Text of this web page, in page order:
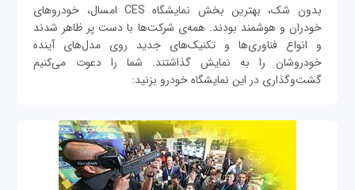
بدون شک، بهترین بخش نمایشگاه CES امسال، خودروهای
خودران و هوشمند بودند. همه‌ی شرکت‌ها با دست پر ظاهر شدند
و انواع فناوری‌ها و تکنیک‌های جدید روی مدل‌های آینده
خودروشان را به نمایش گذاشتند. شما را دعوت می‌کنیم
گشت‌وگذاری در این نمایشگاه خودرو بزنید: